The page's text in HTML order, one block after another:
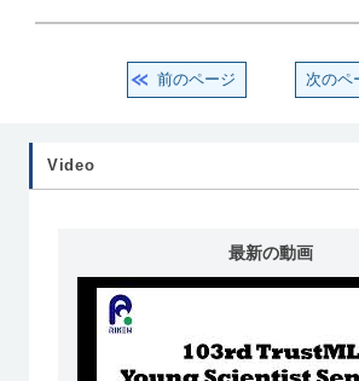
前のページ 次のペ
Video
最新の動画